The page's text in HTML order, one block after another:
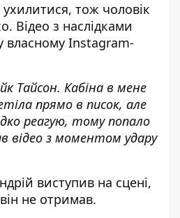
тож чоловік
Відео з наслідками
власному Instagram-
Тайсон. Кабіна в мене
прямо в писок, але
реагую, тому попало
відео з моментом удару
виступив на сцені,
не отримав.